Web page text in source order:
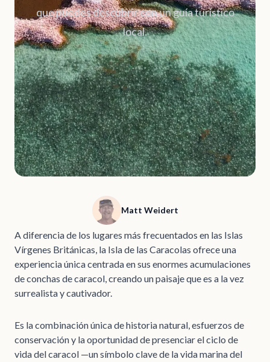
que puedes descubrir con un guía turístico
local.
Matt Weidert
A diferencia de los lugares más frecuentados en las Islas
Vírgenes Británicas, la Isla de las Caracolas ofrece una
experiencia única centrada en sus enormes acumulaciones
de conchas de caracol, creando un paisaje que es a la vez
surrealista y cautivador.
Es la combinación única de historia natural, esfuerzos de
conservación y la oportunidad de presenciar el ciclo de
vida del caracol —un símbolo clave de la vida marina del